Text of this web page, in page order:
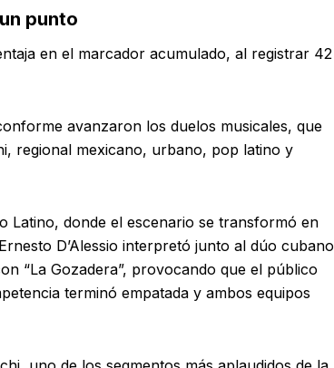
punto
en el marcador acumulado, al registrar 42
avanzaron los duelos musicales, que
regional mexicano, urbano, pop latino y
Latino, donde el escenario se transformó en
D’Alessio interpretó junto al dúo cubano
“La Gozadera”, provocando que el público
terminó empatada y ambos equipos